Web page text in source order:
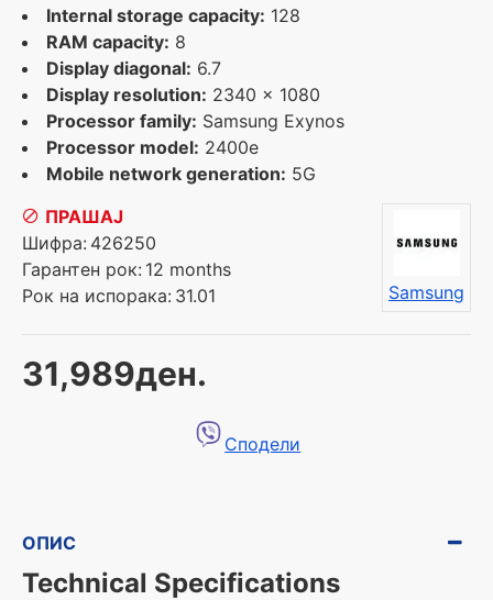
Internal storage capacity: 128
RAM capacity: 8
Display diagonal: 6.7
Display resolution: 2340 x 1080
Processor family: Samsung Exynos
Processor model: 2400e
Mobile network generation: 5G
31,989ден.
ПРАШАЈ
Шифра: 426250
Гарантен рок: 12 months
Рок на испорака: 31.01 Samsung
Сподели
ОПИС
Technical Specifications